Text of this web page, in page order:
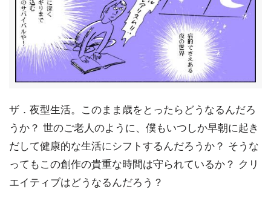
ザ．夜型生活。このまま歳をとったらどうなるんだろ
うか？ 世のご老人のように、僕もいつしか早朝に起き
だして健康的な生活にシフトするんだろうか？ そうな
ってもこの創作の貴重な時間は守られているか？ クリ
エイティブはどうなるんだろう？